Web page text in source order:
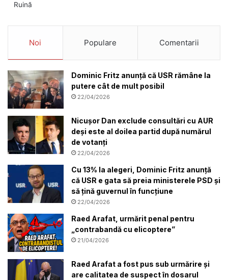
Ruină
Noi Populare Comentarii
Dominic Fritz anunță că USR rămâne la
putere cât de mult posibil
22/04/2026
Nicușor Dan exclude consultări cu AUR
deși este al doilea partid după numărul
de votanți
22/04/2026
Cu 13% la alegeri, Dominic Fritz anunță
că USR e gata să preia ministerele PSD și
să țină guvernul în funcțiune
22/04/2026
Raed Arafat, urmărit penal pentru
„contrabandă cu elicoptere”
21/04/2026
Raed Arafat a fost pus sub urmărire și
are calitatea de suspect în dosarul